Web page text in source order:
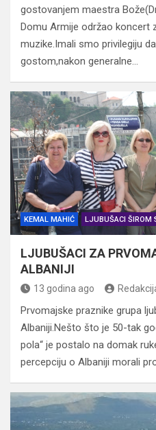
gostovanjem maestra
Domu Armije održao koncert
muzike.Imali smo privilegiju
gostom,nakon generalne…
KEMAL MAHIĆ LJUBUŠACI ŠIROM
LJUBUŠACI ZA
ALBANIJI
13 godina ago
Prvomajske praznike grupa
Albaniji.Nešto što je 50-tak
pola“ je postalo na domak
percepciju o Albaniji morali